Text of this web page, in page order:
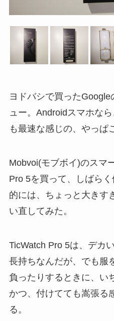
ヨドバシで買った
ュー。Androidスマホな
も最速な感じの、やっぱ
Mobvoi(モブボイ)のスマ
Pro 5を買って、しばら
的には、ちょっと大きす
い直してみた。
TicWatch Pro 5は、デカ
長持ちなんだが、でも服
負ったりするときに、い
かつ、付けてても嵩張る
る。